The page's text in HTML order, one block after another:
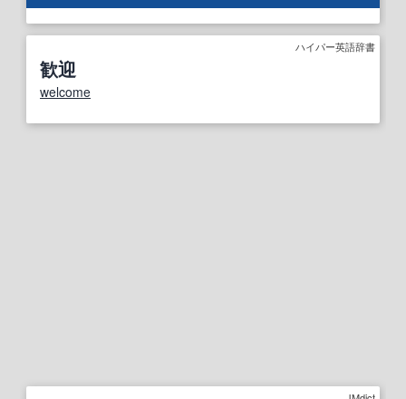
ハイパー英語辞書
歓迎
welcome